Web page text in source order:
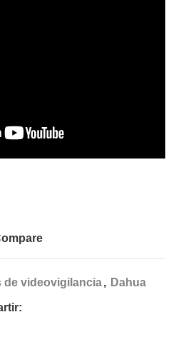
de videovigilancia , Dahua